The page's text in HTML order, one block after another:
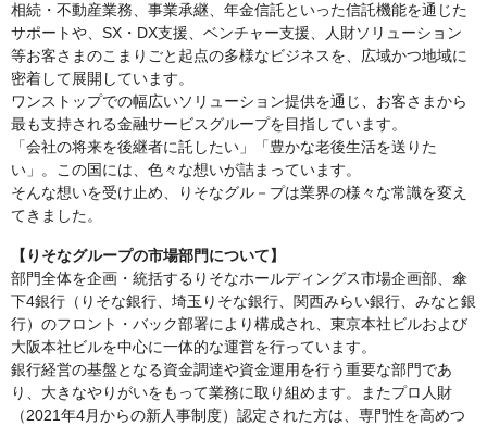
相続・不動産業務、事業承継、年金信託といった信託機能を通じた
サポートや、SX・DX支援、ベンチャー支援、人財ソリューション
等お客さまのこまりごと起点の多様なビジネスを、広域かつ地域に
密着して展開しています。
ワンストップでの幅広いソリューション提供を通じ、お客さまから
最も支持される金融サービスグループを目指しています。
「会社の将来を後継者に託したい」「豊かな老後生活を送りた
い」。この国には、色々な想いが詰まっています。
そんな想いを受け止め、りそなグル－プは業界の様々な常識を変え
てきました。
【りそなグループの市場部門について】
部門全体を企画・統括するりそなホールディングス市場企画部、傘
下4銀行（りそな銀行、埼玉りそな銀行、関西みらい銀行、みなと銀
行）のフロント・バック部署により構成され、東京本社ビルおよび
大阪本社ビルを中心に一体的な運営を行っています。
銀行経営の基盤となる資金調達や資金運用を行う重要な部門であ
り、大きなやりがいをもって業務に取り組めます。またプロ人財
（2021年4月からの新人事制度）認定された方は、専門性を高めつ